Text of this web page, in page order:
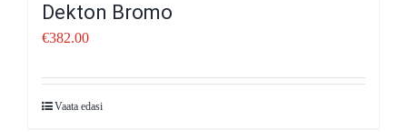
Dekton Bromo
€382.00
Vaata edasi